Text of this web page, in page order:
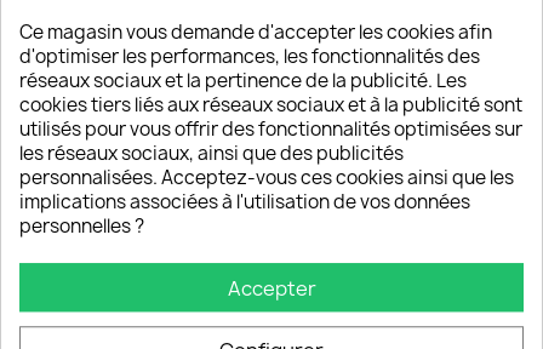
de table en imprimé wax.
Puériculture et accessoires bébé conçus en tissu
wax africain
Nos petits bouts de choux ne sont pas en reste : la
marque Sowaxtendance propose un univers bébé
chic et tendance avec des vêtements et
accessoires de puériculture tels que des tours de lit
ou gigoteuses conçus en tissus ou pagnes wax pour
une chambre enfant pleine de vitamines et aux
Divers accessoires aux motifs Wax ou bogolan
Le tissu Wax n’est pas réservé uniquement aux
tenues vestimentaires. En effet, ce tissu ethnique
Ce magasin vous demande d'accepter les cookies afin
d'optimiser les performances, les fonctionnalités des
réseaux sociaux et la pertinence de la publicité. Les
cookies tiers liés aux réseaux sociaux et à la publicité sont
utilisés pour vous offrir des fonctionnalités optimisées sur
les réseaux sociaux, ainsi que des publicités
personnalisées. Acceptez-vous ces cookies ainsi que les
implications associées à l'utilisation de vos données
personnelles ?
Accepter